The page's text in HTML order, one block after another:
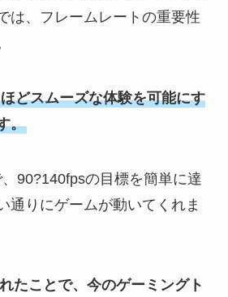
は、フレームレートの重要性
どスムーズな体験を可能にす
。
90?140fpsの目標を簡単に達
通りにゲームが動いてくれま
たことで、今のゲーミングト